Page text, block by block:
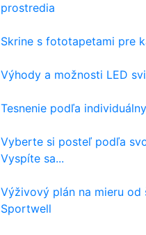
prostredia
Skrine s fototapetami pre
Výhody a možnosti LED
Tesnenie podľa
Vyberte si posteľ podľa
Vyspíte sa...
Výživový plán na mieru od
Sportwell